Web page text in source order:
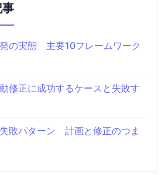
の実態 主要10フレームワーク
修正に成功するケースと失敗す
敗パターン 計画と修正のつま